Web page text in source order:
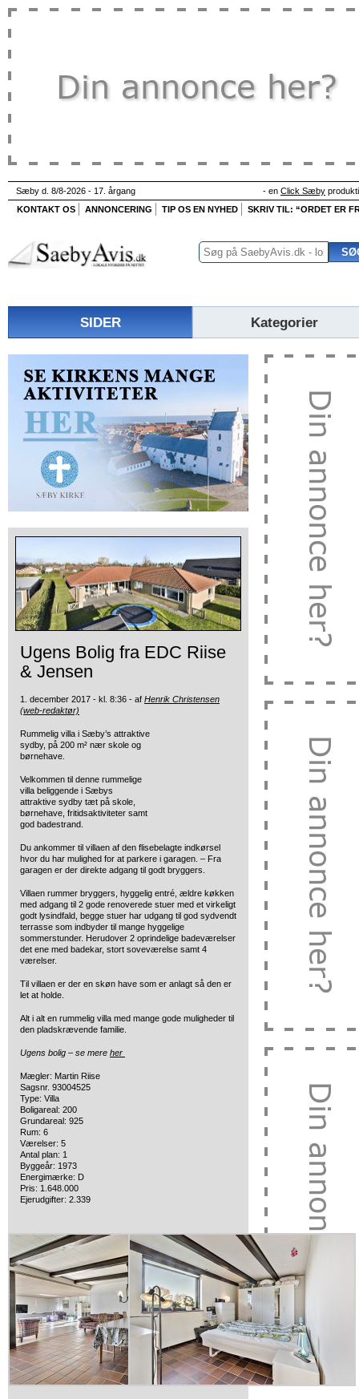
Sæby d. 8/8-2026 - 17. årgang - en Click Sæby
KONTAKT OS
ANNONCERING TIP OS EN NYHED SKRIV TIL: “ORDET ER
SIDER Kategorier
Ugens Bolig fra EDC Riise
& Jensen
1. december 2017 - kl. 8:36 - af Henrik Christensen
(web-redaktør)
Rummelig villa i Sæby’s attraktive
sydby, på 200 m² nær skole og
børnehave.
Velkommen til denne rummelige
villa beliggende i Sæbys
attraktive sydby tæt på skole,
børnehave, fritidsaktiviteter samt
god badestrand.
Du ankommer til villaen af den flisebelagte indkørsel
hvor du har mulighed for at parkere i garagen. – Fra
garagen er der direkte adgang til godt bryggers.
Villaen rummer bryggers, hyggelig entré, ældre køkken
med adgang til 2 gode renoverede stuer med et virkeligt
godt lysindfald, begge stuer har udgang til god sydvendt
terrasse som indbyder til mange hyggelige
sommerstunder. Herudover 2 oprindelige badeværelser
det ene med badekar, stort soveværelse samt 4
værelser.
Til villaen er der en skøn have som er anlagt så den er
let at holde.
Alt i alt en rummelig villa med mange gode muligheder til
den pladskrævende familie.
Ugens bolig – se mere her
Mægler: Martin Riise
Sagsnr. 93004525
Type: Villa
Boligareal: 200
Grundareal: 925
Rum: 6
Værelser: 5
Antal plan: 1
Byggeår: 1973
Energimærke: D
Pris: 1.648.000
Ejerudgifter: 2.339